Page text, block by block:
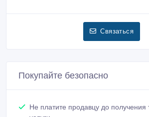
Связаться
Покупайте безопасно
Не платите продавцу до получения